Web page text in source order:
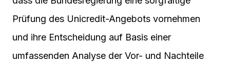
Prüfung des Unicredit-Angebots vornehmen
und ihre Entscheidung auf Basis einer
umfassenden Analyse der Vor- und Nachteile